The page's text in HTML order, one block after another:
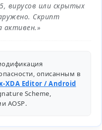
вирусов или скрытых
Скрипт
описанным в
XDA Editor / Android
Scheme,
AOSP.